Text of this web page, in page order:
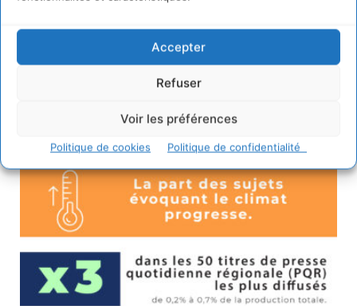
Accepter
Refuser
Voir les préférences
Politique de cookies Politique de confidentialité